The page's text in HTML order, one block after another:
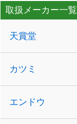
取扱メーカー一覧
天賞堂
カツミ
エンドウ